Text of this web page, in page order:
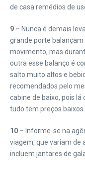
de casa remédios de
9 – Nunca é demais
grande porte
movimento, mas
outra esse balanço é
salto muito altos e
recomendados pelo
cabine de baixo, pois
tudo tem preços baixos.
10 – Informe-se na
viagem, que variam de
incluem jantares de